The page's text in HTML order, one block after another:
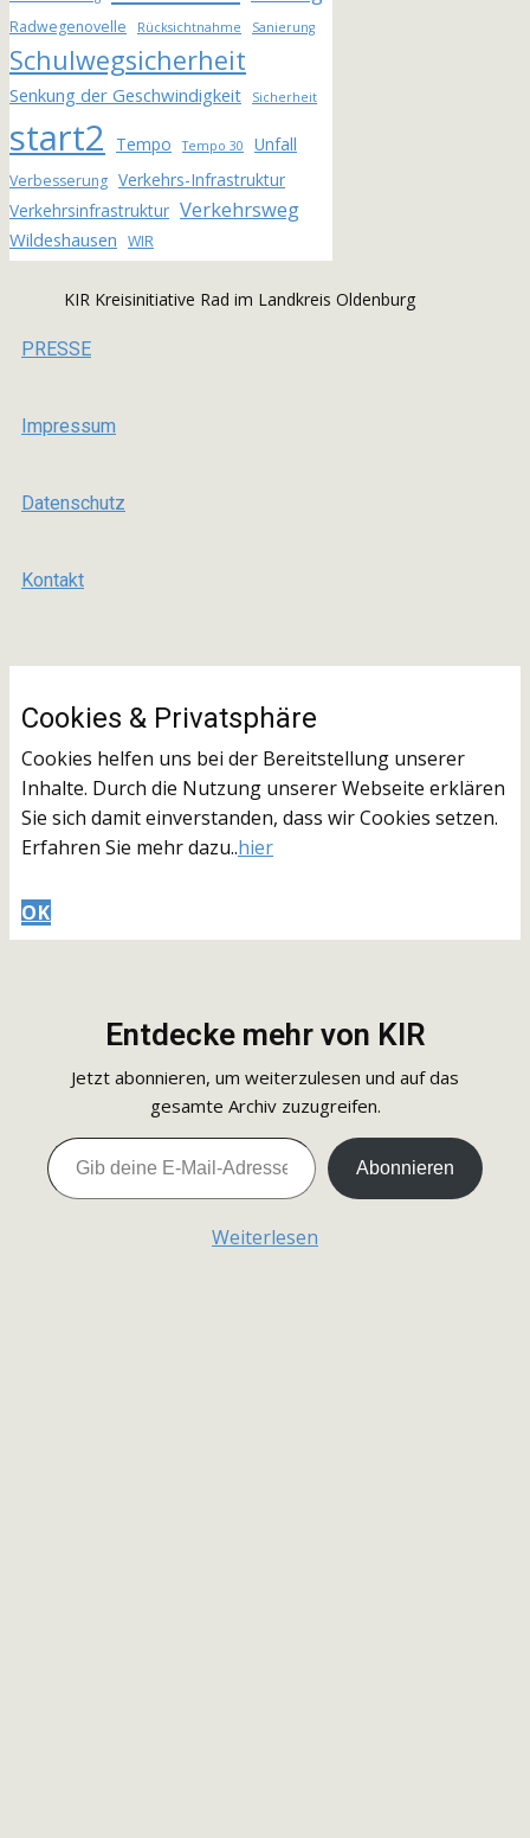
Radwegenovelle Rücksichtnahme Sanierung
Schulwegsicherheit
Senkung der Geschwindigkeit Sicherheit
start2 Tempo Tempo 30 Unfall
Verbesserung Verkehrs-Infrastruktur
Verkehrsinfrastruktur Verkehrsweg
Wildeshausen WIR
KIR Kreisinitiative Rad im Landkreis Oldenburg
PRESSE
Impressum
Datenschutz
Kontakt
Cookies & ​Privatsphäre
Cookies helfen uns bei der Bereitstellung unserer
Inhalte. Durch die Nutzung unserer Webseite erklären
Sie sich damit einverstanden, dass wir Cookies setzen.
Erfahren Sie mehr dazu..hier
OK
Entdecke mehr von KIR
Jetzt abonnieren, um weiterzulesen und auf das
gesamte Archiv zuzugreifen.
Gib deine E-Mail-Adresse ein ...
Abonnieren
Weiterlesen